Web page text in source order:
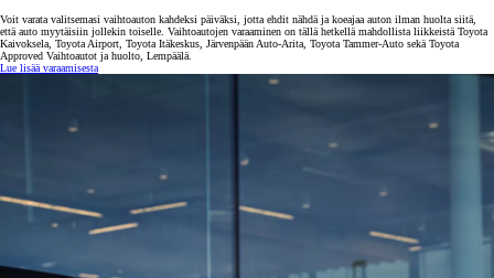
Voit varata valitsemasi vaihtoauton kahdeksi päiväksi, jotta ehdit nähdä ja koeajaa auton ilman huolta siitä,
että auto myytäisiin jollekin toiselle. Vaihtoautojen varaaminen on tällä hetkellä mahdollista liikkeistä Toyota
Kaivoksela, Toyota Airport, Toyota Itäkeskus, Järvenpään Auto-Arita, Toyota Tammer-Auto sekä Toyota
Approved Vaihtoautot ja huolto, Lempäälä.
Lue lisää varaamisesta